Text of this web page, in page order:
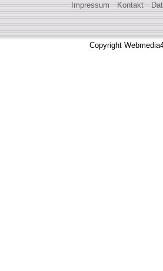
Impressum Kontakt
Copyright